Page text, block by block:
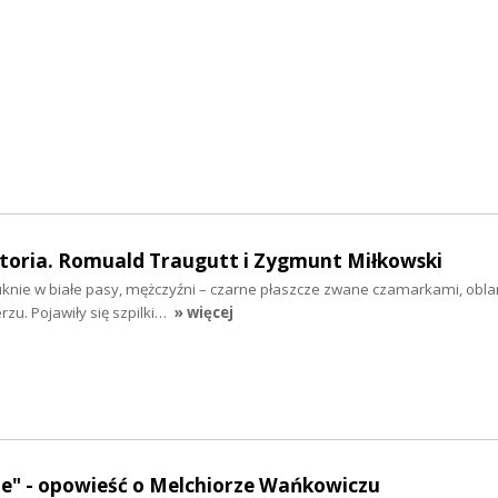
Romuald Traugutt i Zygmunt Miłkowski
w białe pasy, mężczyźni – czarne płaszcze zwane czamarkami,
Pojawiły się szpilki… » więcej
- opowieść o Melchiorze Wańkowiczu